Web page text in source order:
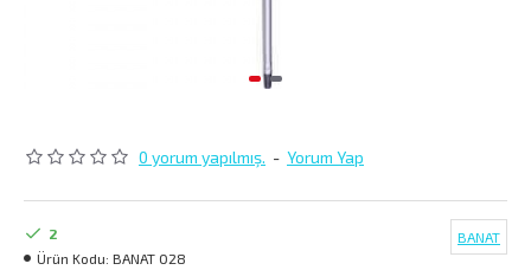
0 yorum yapılmış. - Yorum Yap
2
Ürün Kodu: BANAT 028
BANAT